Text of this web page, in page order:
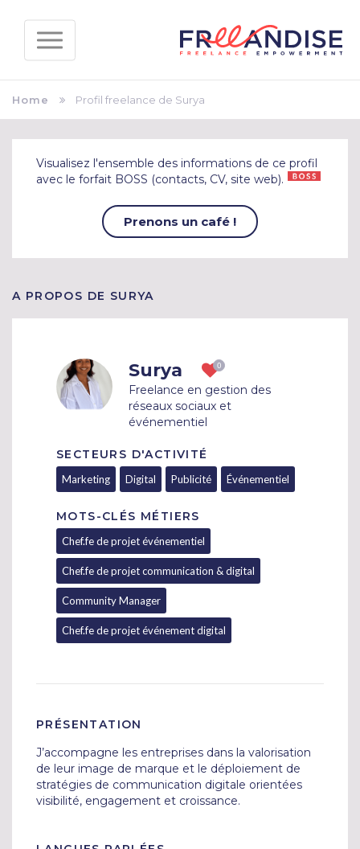
Home Profil freelance de Surya
Visualisez l'ensemble des informations de ce profil
avec le forfait BOSS (contacts, CV, site web).
Prenons un café !
A PROPOS DE SURYA
Surya
Freelance en gestion des
réseaux sociaux et
événementiel
SECTEURS D'ACTIVITÉ
Marketing Digital Publicité Événementiel
MOTS-CLÉS MÉTIERS
Chef.fe de projet événementiel
Chef.fe de projet communication & digital
Community Manager
Chef.fe de projet événement digital
PRÉSENTATION
J’accompagne les entreprises dans la valorisation
de leur image de marque et le déploiement de
stratégies de communication digitale orientées
visibilité, engagement et croissance.